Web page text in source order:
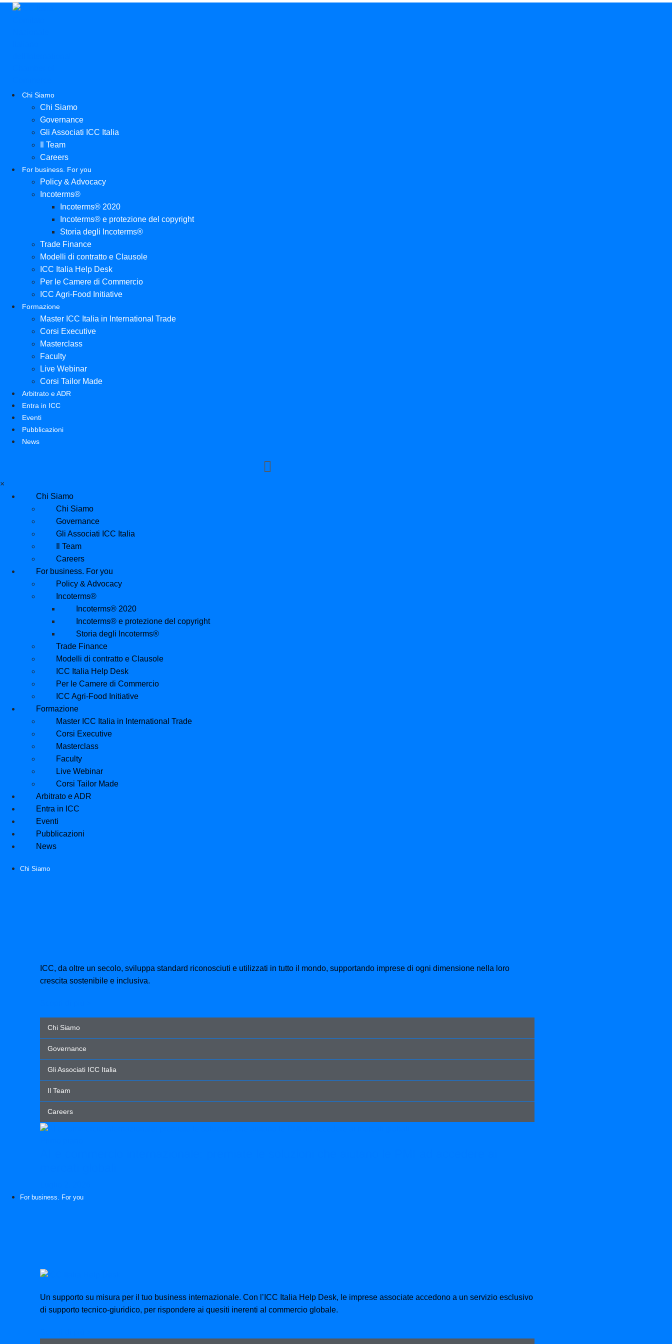
Chi Siamo
Chi Siamo
Governance
Gli Associati ICC Italia
Il Team
Careers
For business. For you
Policy & Advocacy
Incoterms®
Incoterms® 2020
Incoterms® e protezione del copyright
Storia degli Incoterms®
Trade Finance
Modelli di contratto e Clausole
ICC Italia Help Desk
Per le Camere di Commercio
ICC Agri-Food Initiative
Formazione
Master ICC Italia in International Trade
Corsi Executive
Masterclass
Faculty
Live Webinar
Corsi Tailor Made
Arbitrato e ADR
Entra in ICC
Eventi
Pubblicazioni
News
×
Chi Siamo
Chi Siamo
Governance
Gli Associati ICC Italia
Il Team
Careers
For business. For you
Policy & Advocacy
Incoterms®
Incoterms® 2020
Incoterms® e protezione del copyright
Storia degli Incoterms®
Trade Finance
Modelli di contratto e Clausole
ICC Italia Help Desk
Per le Camere di Commercio
ICC Agri-Food Initiative
Formazione
Master ICC Italia in International Trade
Corsi Executive
Masterclass
Faculty
Live Webinar
Corsi Tailor Made
Arbitrato e ADR
Entra in ICC
Eventi
Pubblicazioni
News
Chi Siamo
ICC, da oltre un secolo, sviluppa standard riconosciuti e utilizzati in tutto il mondo, supportando imprese di ogni dimensione nella loro
crescita sostenibile e inclusiva.
Chi Siamo
Governance
Gli Associati ICC Italia
Il Team
Careers
For business. For you
Un supporto su misura per il tuo business internazionale. Con l’ICC Italia Help Desk, le imprese associate accedono a un servizio esclusivo
di supporto tecnico-giuridico, per rispondere ai quesiti inerenti al commercio globale.